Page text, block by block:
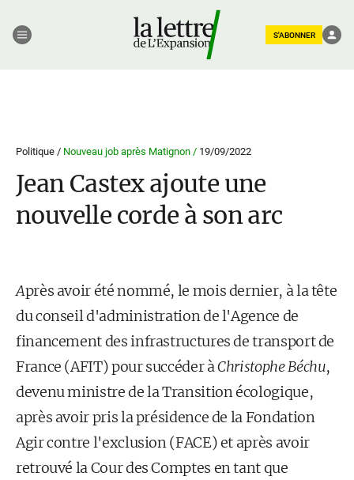
S'ABONNER
Politique / Nouveau job après Matignon / 19/09/2022
Jean Castex ajoute une
nouvelle corde à son arc
Après avoir été nommé, le mois dernier, à la tête
du conseil d'administration de l'Agence de
financement des infrastructures de transport de
France (AFIT) pour succéder àChristophe Béchu,
devenu ministre de la Transition écologique,
après avoir pris la présidence de la Fondation
Agir contre l'exclusion (FACE) et après avoir
retrouvé la Cour des Comptes en tant que